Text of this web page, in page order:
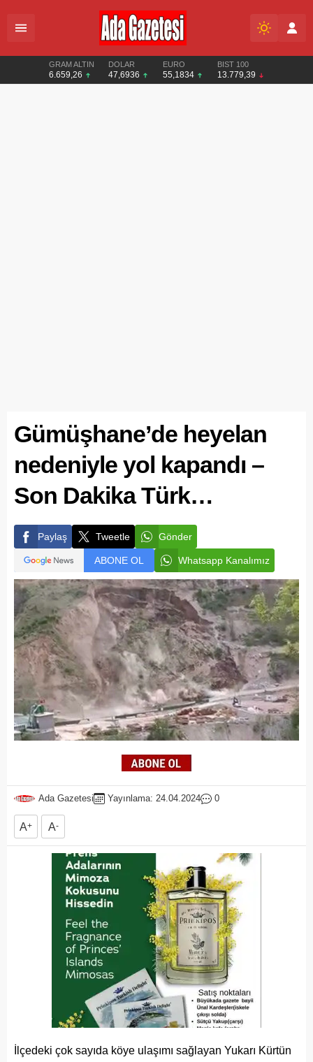
GRAM ALTIN
6.659,26
DOLAR
47,6936
EURO
55,1834
BIST 100
13.779,39
Gümüşhane’de heyelan
nedeniyle yol kapandı –
Son Dakika Türk…
Paylaş Tweetle Gönder
ABONE OL Whatsapp Kanalımız
Ada Gazetesi Yayınlama: 24.04.2024 0
A+ A-
İlçedeki çok sayıda köye ulaşımı sağlayan Yukarı Kürtün